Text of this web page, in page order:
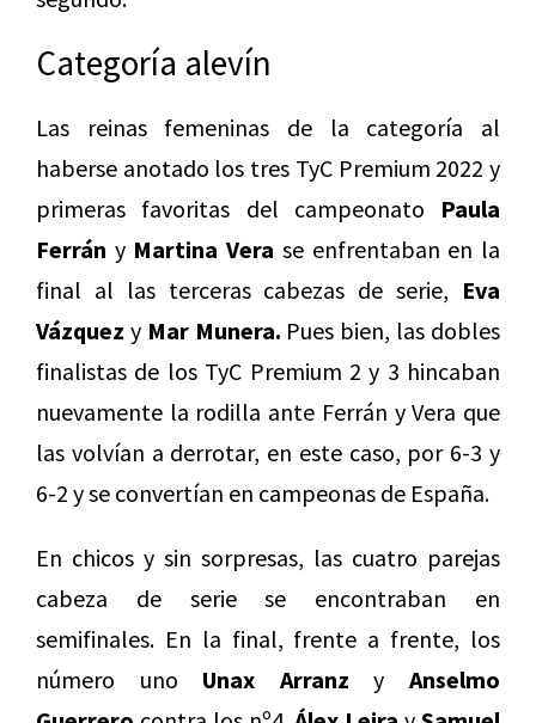
Categoría alevín
Las reinas femeninas de la categoría al
haberse anotado los tres TyC Premium 2022 y
primeras favoritas del campeonato Paula
Ferrán y Martina Vera se enfrentaban en la
final al las terceras cabezas de serie, Eva
Vázquez y Mar Munera. Pues bien, las dobles
finalistas de los TyC Premium 2 y 3 hincaban
nuevamente la rodilla ante Ferrán y Vera que
las volvían a derrotar, en este caso, por 6-3 y
6-2 y se convertían en campeonas de España.
En chicos y sin sorpresas, las cuatro parejas
cabeza de serie se encontraban en
semifinales. En la final, frente a frente, los
número uno Unax Arranz yAnselmo